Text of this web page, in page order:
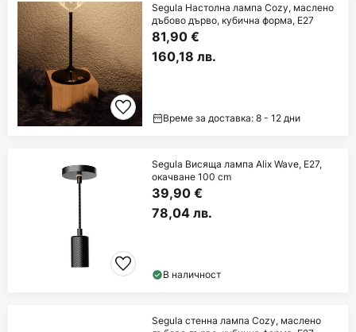
Segula Настолна лампа Cozy, маслено
дъбово дърво, кубична форма, E27
81,90 €
160,18 лв.
Време за доставка: 8 - 12 дни
Segula Висяща лампа Alix Wave, E27,
окачване 100 cm
39,90 €
78,04 лв.
В наличност
Segula стенна лампа Cozy, маслено